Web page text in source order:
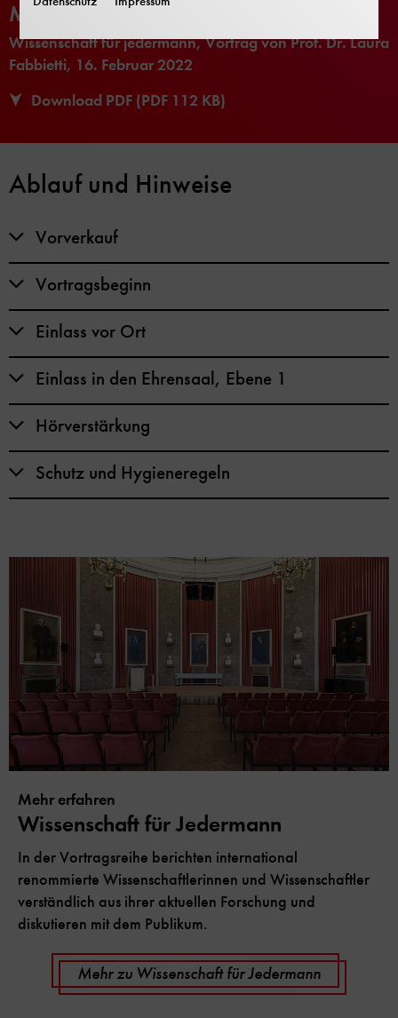
Mehr zum Vortrag
Wissenschaft für jedermann, Vortrag von Prof. Dr. Laura
Fabbietti, 16. Februar 2022
Download PDF (PDF 112 KB)
Ablauf und Hinweise
Vorverkauf
Vortragsbeginn
Einlass vor Ort
Einlass in den Ehrensaal, Ebene 1
Hörverstärkung
Schutz und Hygieneregeln
Mehr erfahren
Wissenschaft für Jedermann
In der Vortragsreihe berichten international
renommierte Wissenschaftlerinnen und Wissenschaftler
verständlich aus ihrer aktuellen Forschung und
diskutieren mit dem Publikum.
Mehr zu Wissenschaft für Jedermann